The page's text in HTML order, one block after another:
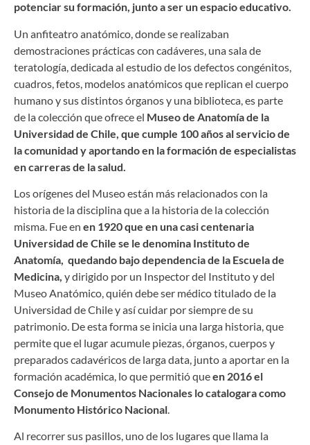
potenciar su formación, junto a ser un espacio educativo.
Un anfiteatro anatómico, donde se realizaban
demostraciones prácticas con cadáveres, una sala de
teratología, dedicada al estudio de los defectos congénitos,
cuadros, fetos, modelos anatómicos que replican el cuerpo
humano y sus distintos órganos y una biblioteca, es parte
de la colección que ofrece el Museo de Anatomía de la
Universidad de Chile, que cumple 100 años al servicio de
la comunidad y aportando en la formación de especialistas
en carreras de la salud.
Los orígenes del Museo están más relacionados con la
historia de la disciplina que a la historia de la colección
misma. Fue en en 1920 que en una casi centenaria
Universidad de Chile se le denomina Instituto de
Anatomía, quedando bajo dependencia de la Escuela de
Medicina, y dirigido por un Inspector del Instituto y del
Museo Anatómico, quién debe ser médico titulado de la
Universidad de Chile y así cuidar por siempre de su
patrimonio. De esta forma se inicia una larga historia, que
permite que el lugar acumule piezas, órganos, cuerpos y
preparados cadavéricos de larga data, junto a aportar en la
formación académica, lo que permitió queen 2016 el
Consejo de Monumentos Nacionales lo catalogara como
Monumento Histórico Nacional.
Al recorrer sus pasillos, uno de los lugares que llama la